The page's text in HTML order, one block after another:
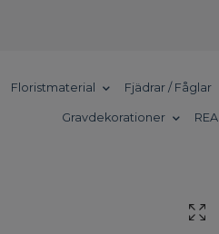
Floristmaterial Fjädrar / Fåglar
Gravdekorationer REA